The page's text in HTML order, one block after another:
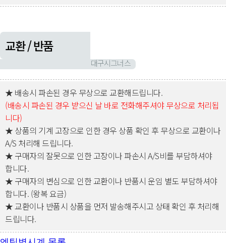
교환 / 반품
대구시그너스
★ 배송시 파손된 경우 무상으로 교환해드립니다.
(배송시 파손된 경우 받으신 날 바로 전화해주셔야 무상으로 처리됩
니다)
★ 상품의 기계 고장으로 인한 경우 상품 확인 후 무상으로 교환이나
A/S 처리해 드립니다.
★ 구매자의 잘못으로 인한 고장이나 파손시 A/S비를 부담하셔야
합니다.
★ 구매자의 변심으로 인한 교환이나 반품시 운임 별도 부담하셔야
합니다. (왕복 요금)
★ 교환이나 반품시 상품을 먼저 발송해주시고 상태 확인 후 처리해
드립니다.